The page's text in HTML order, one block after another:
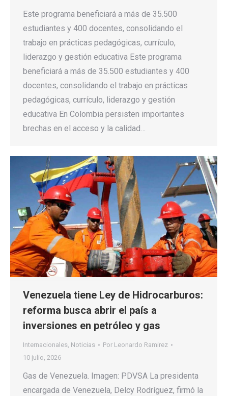
Este programa beneficiará a más de 35.500
estudiantes y 400 docentes, consolidando el
trabajo en prácticas pedagógicas, currículo,
liderazgo y gestión educativa Este programa
beneficiará a más de 35.500 estudiantes y 400
docentes, consolidando el trabajo en prácticas
pedagógicas, currículo, liderazgo y gestión
educativa En Colombia persisten importantes
brechas en el acceso y la calidad…
Venezuela tiene Ley de Hidrocarburos:
reforma busca abrir el país a
inversiones en petróleo y gas
Internacionales, Noticias Por Leonardo Ramirez
10 julio, 2026
Gas de Venezuela. Imagen: PDVSA La presidenta
encargada de Venezuela, Delcy Rodríguez, firmó la